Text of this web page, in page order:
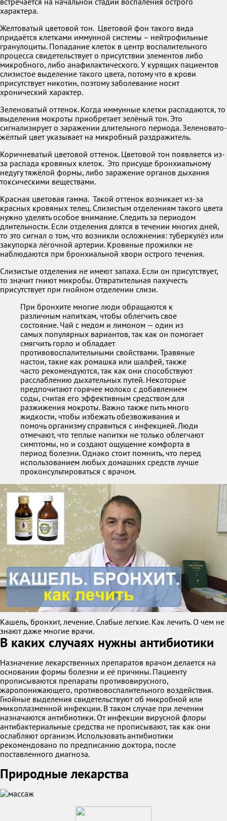
характера.
Желтоватый цветовой тон. Цветовой фон такого вида
придаётся клетками иммунной системы – нейтрофильные
гранулоциты. Попадание клеток в центр воспалительного
процесса свидетельствует о присутствии элементов либо
микробного, либо анафилактического. У курящих пациентов
слизистое выделение такого цвета, потому что в крови
присутствует никотин, поэтому заболевание носит
хронический характер.
Зеленоватый оттенок. Когда иммунные клетки распадаются, то
выделения мокроты приобретает зелёный тон. Это
сигнализирует о заражении длительного периода. Зеленовато-
жёлтый цвет указывает на микробный раздражитель.
Коричневатый цветовой оттенок. Цветовой тон появляется из-
за распада кровяных клеток. Это присуще бронхиальному
недугу тяжёлой формы, либо заражение органов дыхания
токсическими веществами.
Красная цветовая гамма. Такой оттенок возникает из-за
красных кровяных телец. Слизистым отделениям такого цвета
нужно уделять особое внимание. Следить за периодом
длительности. Если отделения длятся в течении многих дней,
то это сигнал о том, что возникли осложнения: туберкулёз или
закупорка лёгочной артерии. Кровяные прожилки не
наблюдаются при бронхиальной хвори острого течения.
Слизистые отделения не имеют запаха. Если он присутствует,
то значит гниют микробы. Отвратительная пахучесть
присутствует при гнойном отделении слизи.
При бронхите многие люди обращаются к
различным напиткам, чтобы облегчить свое
состояние. Чай с медом и лимоном — один из
самых популярных вариантов, так как он помогает
смягчить горло и обладает
противовоспалительными свойствами. Травяные
настои, такие как ромашка или шалфей, также
часто рекомендуются, так как они способствуют
расслаблению дыхательных путей. Некоторые
предпочитают горячее молоко с добавлением
соды, считая его эффективным средством для
разжижения мокроты. Важно также пить много
жидкости, чтобы избежать обезвоживания и
помочь организму справиться с инфекцией. Люди
отмечают, что теплые напитки не только облегчают
симптомы, но и создают ощущение комфорта в
период болезни. Однако стоит помнить, что перед
использованием любых домашних средств лучше
проконсультироваться с врачом.
Кашель, бронхит, лечение. Слабые легкие. Как лечить. О чем не
знают даже многие врачи.
В каких случаях нужны антибиотики
Назначение лекарственных препаратов врачом делается на
основании формы болезни и её причины. Пациенту
прописываются препараты противовирусного,
жаропонижающего, противовоспалительного воздействия.
Гнойные выделения свидетельствуют об микробной или
микоплазменной инфекции. В таком случае при лечении
назначаются антибиотики. От инфекции вирусной флоры
антибактериальные средства не прописывают, так как они
ослабляют организм. Использовать антибиотики
рекомендовано по предписанию доктора, после
поставленного диагноза.
Природные лекарства